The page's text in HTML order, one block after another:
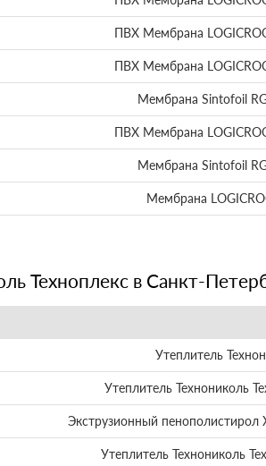
ПВХ Мембрана
ПВХ Мембрана
Мембрана Sintofoil
ПВХ Мембрана
Мембрана Sintofoil
Мембрана
Техноплекс в Санкт-
Утеплитель
Утеплитель Технониколь
Экструзионный
Утеплитель Технониколь